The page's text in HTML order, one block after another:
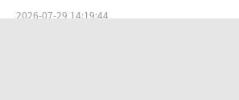
2026-07-29 14:19:44